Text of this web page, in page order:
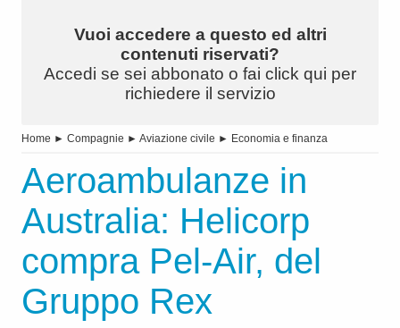
Vuoi accedere a questo ed altri
contenuti riservati?
Accedi se sei abbonato o fai click qui per
richiedere il servizio
Home ► Compagnie ► Aviazione civile ► Economia e finanza
Aeroambulanze in
Australia: Helicorp
compra Pel-Air, del
Gruppo Rex